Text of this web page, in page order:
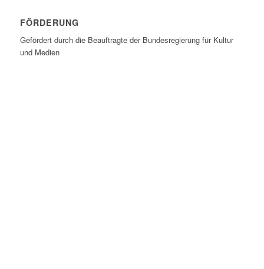
FÖRDERUNG
Gefördert durch die Beauftragte der Bundesregierung für Kultur
und Medien